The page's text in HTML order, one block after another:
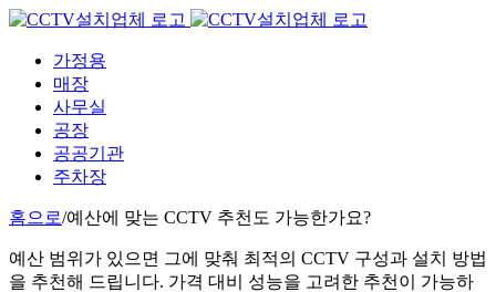
Skip
content가정용
매장
사무실
공장
공공기관
주차장
홈으로/예산에 맞는 CCTV 추천도 가능한가요?
예산 범위가 있으면 그에 맞춰 최적의 CCTV 구성과 설치 방법
을 추천해 드립니다. 가격 대비 성능을 고려한 추천이 가능하